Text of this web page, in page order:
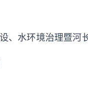
、水环境治理暨河